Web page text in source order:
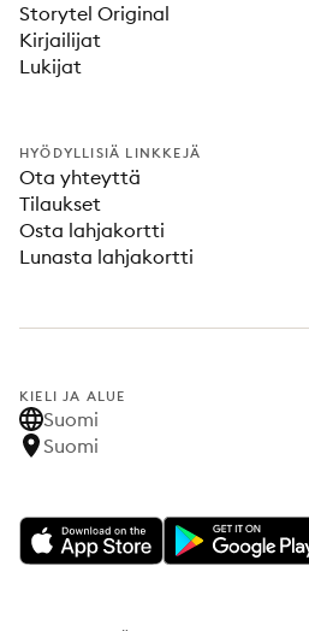
Storytel Original
Kirjailijat
Lukijat
HYÖDYLLISIÄ LINKKEJÄ
Ota yhteyttä
Tilaukset
Osta lahjakortti
Lunasta lahjakortti
KIELI JA ALUE
Suomi
Suomi